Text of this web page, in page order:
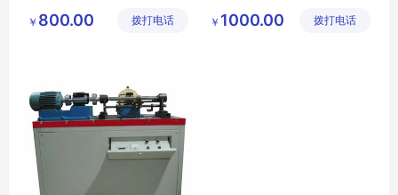
有限公司
￥ 800.00 拨打电话
机械传动方案创意组合及参数分析实训台
有限公司
￥ 1000.00 拨打电话